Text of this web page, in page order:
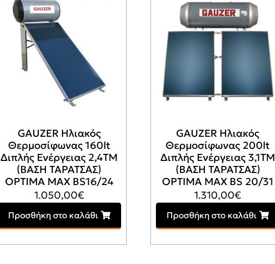
GAUZER Ηλιακός
Θερμοσίφωνας 160lt
Διπλής Ενέργειας 2,4ΤΜ
(ΒΑΣΗ ΤΑΡΑΤΣΑΣ)
OPTIMA MAX BS16/24
1.050,00€
Προσθήκη στο καλάθι
GAUZER Ηλιακός
Θερμοσίφωνας 200lt
Διπλής Ενέργειας 3,1ΤΜ
(ΒΑΣΗ ΤΑΡΑΤΣΑΣ)
OPTIMA MAX BS 20/31
1.310,00€
Προσθήκη στο καλάθι